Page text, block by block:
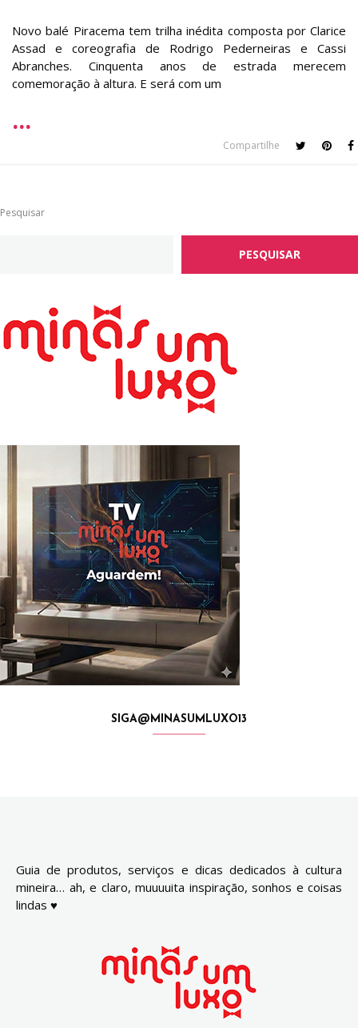
Novo balé Piracema tem trilha inédita composta por Clarice
Assad e coreografia de Rodrigo Pederneiras e Cassi
Abranches. Cinquenta anos de estrada merecem
comemoração à altura. E será com um
Compartilhe
Pesquisar
PESQUISAR
SIGA@MINASUMLUXO13
Guia de produtos, serviços e dicas dedicados à cultura
mineira… ah, e claro, muuuuita inspiração, sonhos e coisas
lindas ♥